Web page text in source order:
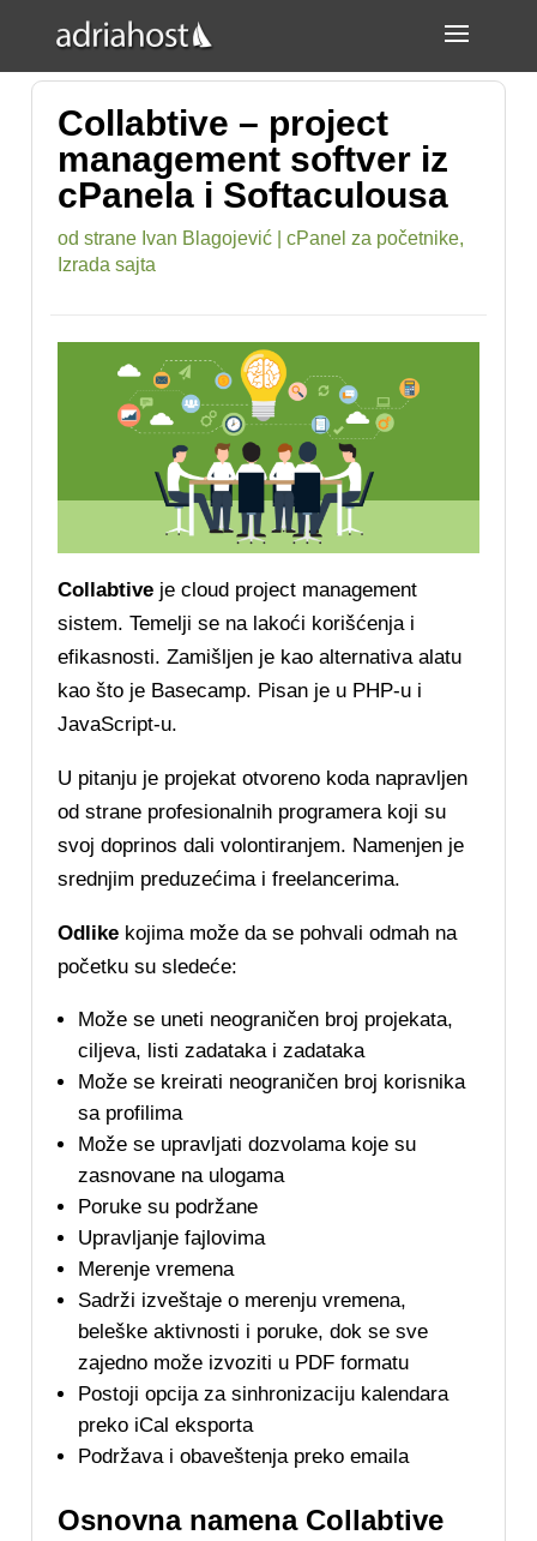
Collabtive – project
management softver iz
cPanela i Softaculousa
od strane Ivan Blagojević |cPanel za početnike,
Izrada sajta
Collabtive je cloud project management
sistem. Temelji se na lakoći korišćenja i
efikasnosti. Zamišljen je kao alternativa alatu
kao što je Basecamp. Pisan je u PHP-u i
JavaScript-u.
U pitanju je projekat otvoreno koda napravljen
od strane profesionalnih programera koji su
svoj doprinos dali volontiranjem. Namenjen je
srednjim preduzećima i freelancerima.
Odlike kojima može da se pohvali odmah na
početku su sledeće:
Može se uneti neograničen broj projekata,
ciljeva, listi zadataka i zadataka
Može se kreirati neograničen broj korisnika
sa profilima
Može se upravljati dozvolama koje su
zasnovane na ulogama
Poruke su podržane
Upravljanje fajlovima
Merenje vremena
Sadrži izveštaje o merenju vremena,
beleške aktivnosti i poruke, dok se sve
zajedno može izvoziti u PDF formatu
Postoji opcija za sinhronizaciju kalendara
preko iCal eksporta
Podržava i obaveštenja preko emaila
Osnovna namena Collabtive